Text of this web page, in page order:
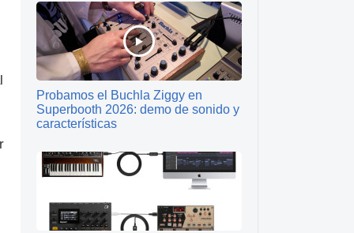
Probamos el Buchla Ziggy en
Superbooth 2026: demo de sonido y
características